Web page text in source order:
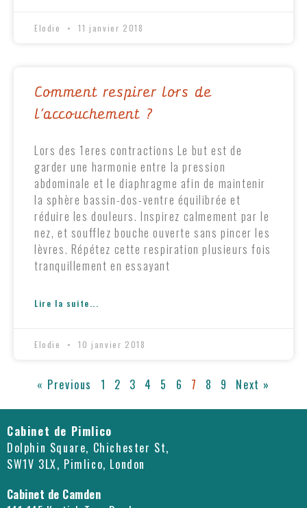
Elodie 11 janvier 2018
Comment respirer lors de
l’accouchement ?
Lors des 1eres contractions Le but est de
garder une harmonie entre la pression
abdominale et le diaphragme afin de maintenir
la sphère bassin-dos-ventre équilibrée et
réduire les douleurs. Inspirez calmement par le
nez, et soufflez bouche ouverte sans pincer les
lèvres. Répétez cette respiration plusieurs fois
tranquillement en essayant
Lire la suite...
Elodie 10 janvier 2018
« Previous 1 2 3 4 5 6 7 8 9 Next »
Cabinet de Pimlico
Dolphin Square, Chichester St,
SW1V 3LX, Pimlico, London
Cabinet de Camden